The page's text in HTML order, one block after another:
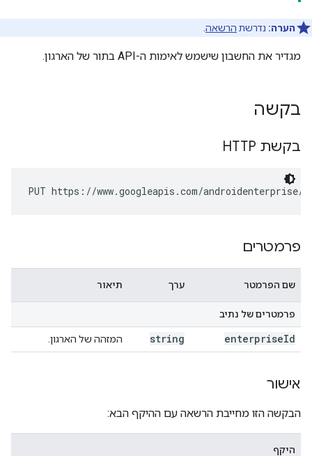
הערה: נדרשת הרשאה
מגדיר את החשבון שישמש לאימות ה-API בתור של הארגון.
בקשה
בקשת HTTP
PUT https://www.googleapis.com/androidenterprise/
פרמטרים
שם הפרמטר ערך תיאור
פרמטרים של נתיב
enterpriseId
string המזהה של הארגון.
אישור
הבקשה הזו מחייבת הרשאה עם ההיקף הבא:
היקף